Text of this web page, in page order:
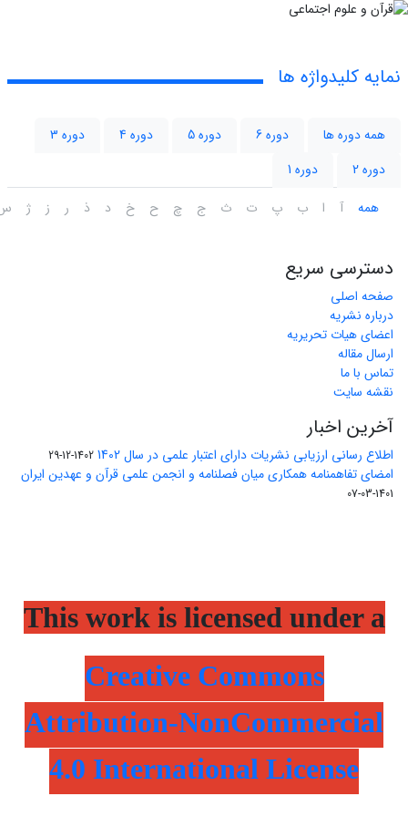
نمایه کلیدواژه ها
همه دوره ها دوره 6 دوره 5 دوره 4
دوره 3
دوره 2
دوره 1
همه
آ ا ب پ ت ث ج چ ح خ د ذ ر ز ژ
دسترسی سریع
صفحه اصلی
درباره نشریه
اعضای هیات تحریریه
ارسال مقاله
تماس با ما
نقشه سایت
آخرین اخبار
اطلاع رسانی ارزیابی نشریات دارای اعتبار علمی در سال 1402 1402-12-29
امضای تفاهمنامه همکاری میان فصلنامه و انجمن علمی قرآن و عهدین ایران
1401-03-07
This work is licensed under a
Creative Commons
Attribution-NonCommercial
4.0 International License